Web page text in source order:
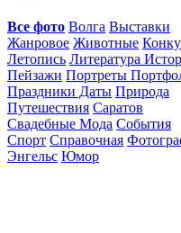
Все фото Волга Выставки
Жанровое Животные
Летопись Литература
Пейзажи Портреты
Праздники Даты Природа
Путешествия Саратов
Свадебные Мода События
Спорт Справочная
Энгельс Юмор